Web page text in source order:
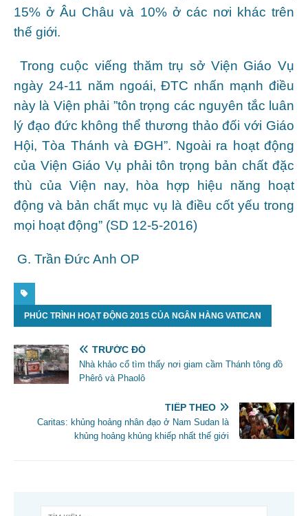
15% ở Âu Châu và 10% ở các nơi khác trên
thế giới.
Trong cuộc viếng thăm trụ sở Viện Giáo Vụ
ngày 24-11 năm ngoái, ĐTC nhấn mạnh điều
này là Viện phải ”tôn trọng các nguyên tắc luân
lý đạo đức không thể thương thảo đối với Giáo
Hội, Tòa Thánh và ĐGH”. Ngoài ra hoạt động
của Viện Giáo Vụ phải tôn trọng bản chất đặc
thù của Viện nay, hòa hợp hiệu năng hoạt
động và bản chất mục vụ là điều cốt yếu trong
mọi hoạt động” (SD 12-5-2016)
G. Trần Đức Anh OP
PHÚC TRÌNH HOẠT ĐỘNG 2015 CỦA NGÂN HÀNG VATICAN
TRƯỚC ĐÓ
Nhà khảo cổ tìm thấy nơi giam cầm Thánh tông đồ
Phêrô và Phaolô
TIẾP THEO
Caritas: khủng hoảng nhân đạo ở Nam Sudan là
khủng hoảng khủng khiếp nhất thế giới